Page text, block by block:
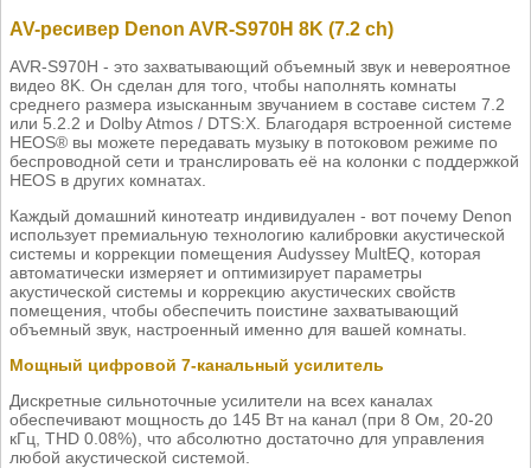
AV-ресивер Denon AVR-S970H 8K (7.2 ch)
AVR-S970H - это захватывающий объемный звук и невероятное
видео 8K. Он сделан для того, чтобы наполнять комнаты
среднего размера изысканным звучанием в составе систем 7.2
или 5.2.2 и Dolby Atmos / DTS:X. Благодаря встроенной системе
HEOS® вы можете передавать музыку в потоковом режиме по
беспроводной сети и транслировать её на колонки с поддержкой
HEOS в других комнатах.
Каждый домашний кинотеатр индивидуален - вот почему Denon
использует премиальную технологию калибровки акустической
системы и коррекции помещения Audyssey MultEQ, которая
автоматически измеряет и оптимизирует параметры
акустической системы и коррекцию акустических свойств
помещения, чтобы обеспечить поистине захватывающий
объемный звук, настроенный именно для вашей комнаты.
Мощный цифровой 7-канальный усилитель
Дискретные сильноточные усилители на всех каналах
обеспечивают мощность до 145 Вт на канал (при 8 Ом, 20-20
кГц, THD 0.08%), что абсолютно достаточно для управления
любой акустической системой.